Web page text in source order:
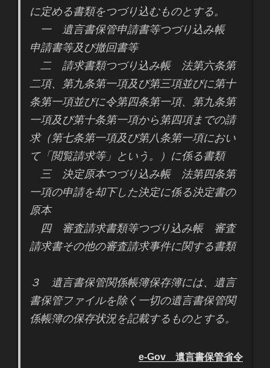
に定める書類をつづり込むものとする。
一 遺言書保管申請書等つづり込み帳
申請書等及び撤回書等
二 請求書類つづり込み帳 法第六条第
二項、第九条第一項及び第三項並びに第十
条第一項並びに令第四条第一項、第九条第
一項及び第十条第一項から第四項までの請
求（第七条第一項及び第八条第一項におい
て「閲覧請求等」という。）に係る書類
三 決定原本つづり込み帳 法第四条第
一項の申請を却下した決定に係る決定書の
原本
四 審査請求書類等つづり込み帳 審査
請求書その他の審査請求事件に関する書類
３ 遺言書保管関係帳簿保存簿には、遺言
書保管ファイルを除く一切の遺言書保管関
係帳簿の保存状況を記載するものとする。
e-Gov 遺言書保管省令